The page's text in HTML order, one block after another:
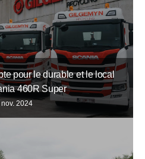
pour le durable et le local
460R Super
nov. 2024